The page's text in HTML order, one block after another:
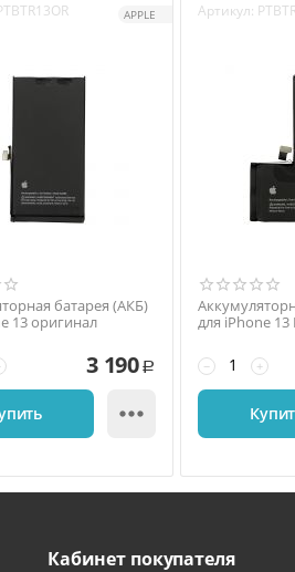
APPLE
батарея (АКБ)
для iPhone 13 оригинал
3 190 Р

Артикул:
+
−
Кабинет покупателя